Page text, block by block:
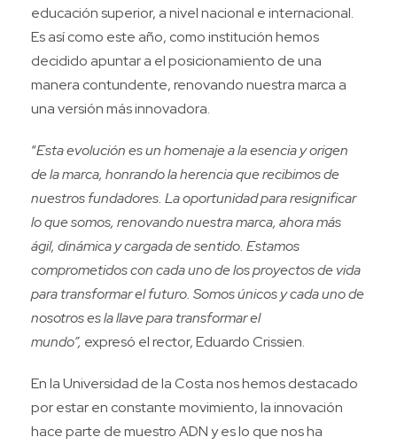
educación superior, a nivel nacional e internacional.
Es así como este año, como institución hemos
decidido apuntar a el posicionamiento de una
manera contundente, renovando nuestra marca a
una versión más innovadora.
“Esta evolución es un homenaje a la esencia y origen
de la marca, honrando la herencia que recibimos de
nuestros fundadores. La oportunidad para resignificar
lo que somos, renovando nuestra marca, ahora más
ágil, dinámica y cargada de sentido. Estamos
comprometidos con cada uno de los proyectos de vida
para transformar el futuro. Somos únicos y cada uno de
nosotros es la llave para transformar el
mundo”, expresó el rector, Eduardo Crissien.
En la Universidad de la Costa nos hemos destacado
por estar en constante movimiento, la innovación
hace parte de muestro ADN y es lo que nos ha